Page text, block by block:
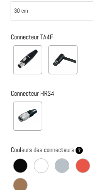
Connecteur TA4F
Connecteur HRS4
Couleurs des connecteurs